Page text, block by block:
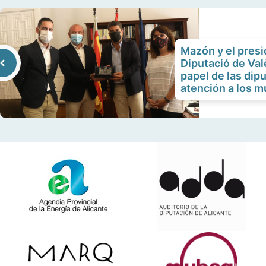
disminuir
el
volumen.
o
disminuir
el
volumen.
Mazón y el
Diputació de
papel de las
atención a los